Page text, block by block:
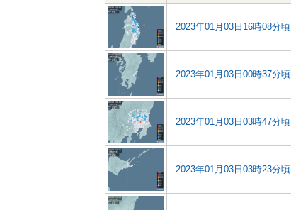
2023年01月03日16時08分頃
2023年01月03日00時37分頃
2023年01月03日03時47分頃
2023年01月03日03時23分頃